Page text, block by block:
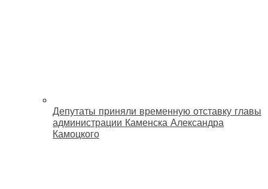
Депутаты приняли временную отставку главы
администрации Каменска Александра
Камоцкого